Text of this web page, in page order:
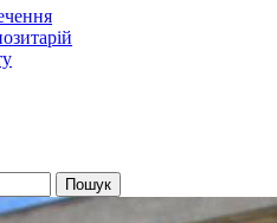
Пошук